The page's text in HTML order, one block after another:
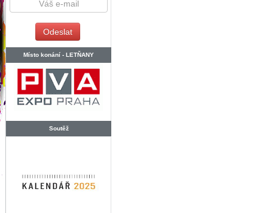
Místo konání - LETŇANY
Soutěž